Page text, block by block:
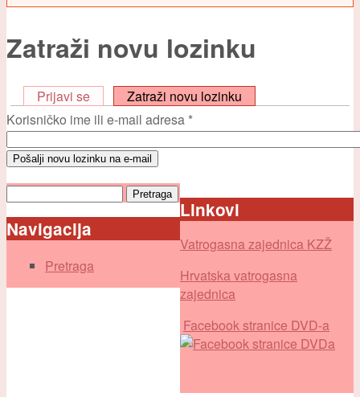
Zatraži novu lozinku
Prijavi se Zatraži novu lozinku
Korisničko ime ili e-mail adresa *
Obrazac pretraživanja
Pretraga
Navigacija
Pretraga
Linkovi
Vatrogasna zajednica KZŽ
Hrvatska vatrogasna
zajednica
Facebook stranice DVD-a